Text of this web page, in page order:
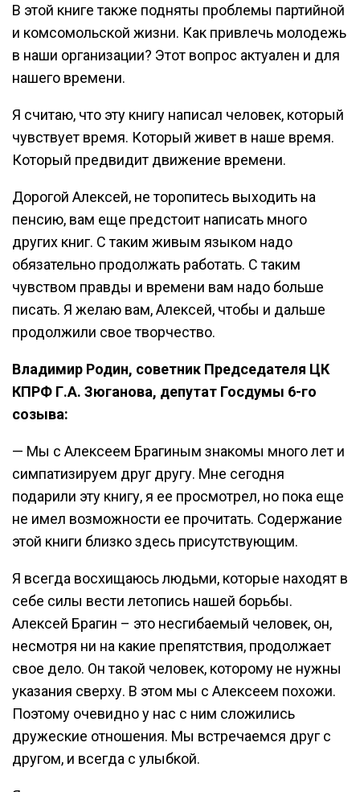
В этой книге также подняты проблемы партийной
и комсомольской жизни. Как привлечь молодежь
в наши организации? Этот вопрос актуален и для
нашего времени.
Я считаю, что эту книгу написал человек, который
чувствует время. Который живет в наше время.
Который предвидит движение времени.
Дорогой Алексей, не торопитесь выходить на
пенсию, вам еще предстоит написать много
других книг. С таким живым языком надо
обязательно продолжать работать. С таким
чувством правды и времени вам надо больше
писать. Я желаю вам, Алексей, чтобы и дальше
продолжили свое творчество.
Владимир Родин, советник Председателя ЦК
КПРФ Г.А. Зюганова, депутат Госдумы 6-го
созыва:
— Мы с Алексеем Брагиным знакомы много лет и
симпатизируем друг другу. Мне сегодня
подарили эту книгу, я ее просмотрел, но пока еще
не имел возможности ее прочитать. Содержание
этой книги близко здесь присутствующим.
Я всегда восхищаюсь людьми, которые находят в
себе силы вести летопись нашей борьбы.
Алексей Брагин – это несгибаемый человек, он,
несмотря ни на какие препятствия, продолжает
свое дело. Он такой человек, которому не нужны
указания сверху. В этом мы с Алексеем похожи.
Поэтому очевидно у нас с ним сложились
дружеские отношения. Мы встречаемся друг с
другом, и всегда с улыбкой.